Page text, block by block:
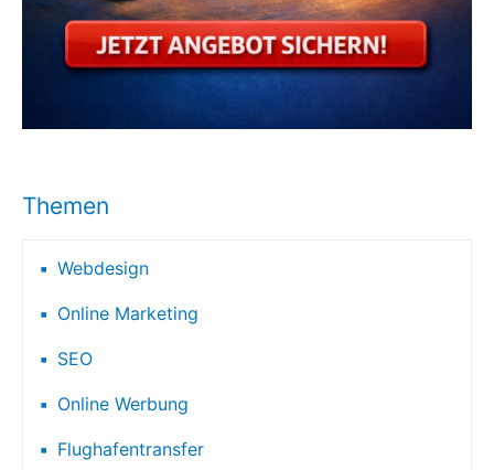
Themen
Webdesign
Online Marketing
SEO
Online Werbung
Flughafentransfer